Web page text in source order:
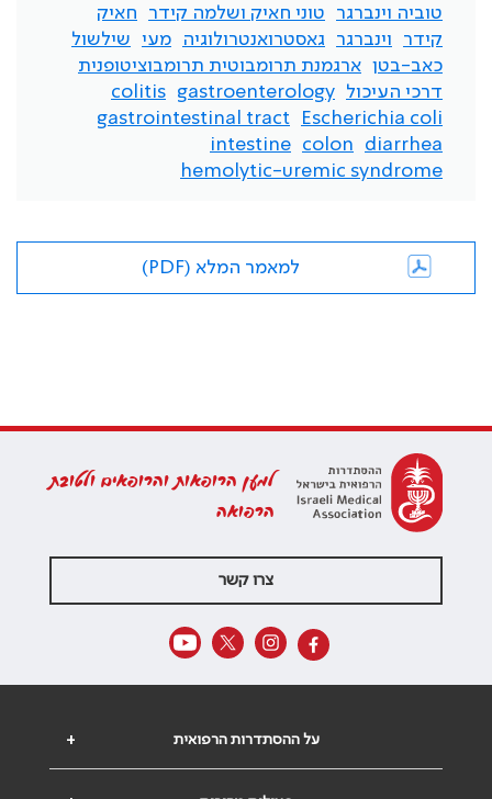
טוביה וינברגר
טוני חאיק ושלמה קידר
חאיק
קידר
וינברגר גאסטרואנטרולוגיה מעי
שילשול
כאב-בטן ארגמנת תרומבוטית תרומבוציטופנית
דרכי העיכול
gastroenterology
colitis
Escherichia coli
gastrointestinal tract
diarrhea
colon
intestine
hemolytic-uremic syndrome
למאמר המלא (PDF)
למען הרופאות והרופאים ולטובת
הרפואה
צרו קשר
+ על ההסתדרות הרפואית